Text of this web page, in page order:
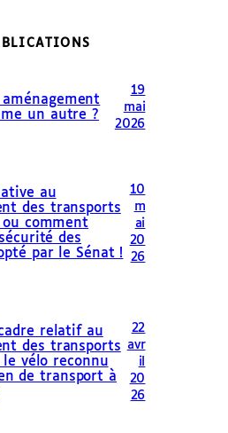
aménagement
un autre ?
19
mai
2026
au
des transports
comment
des
par le Sénat !
10
m
ai
20
26
relatif au
des transports
vélo reconnu
de transport à
22
avr
il
20
26